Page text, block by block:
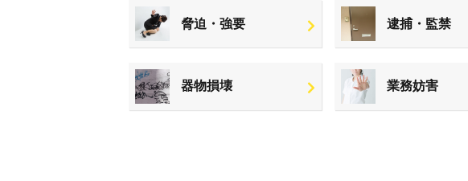
脅迫・強要 逮捕・監禁
器物損壊 業務妨害